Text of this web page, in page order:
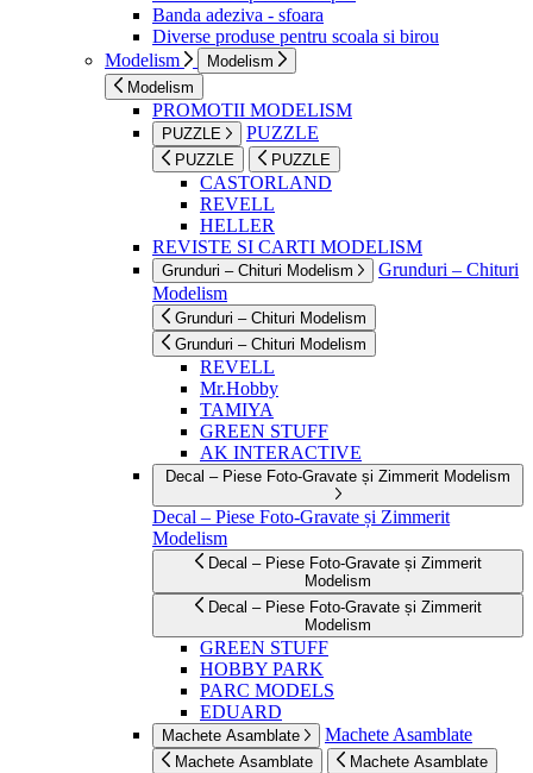
Banda adeziva - sfoara
Diverse produse pentru scoala si birou
Modelism
Modelism
Modelism
PROMOTII MODELISM
PUZZLE PUZZLE
PUZZLE PUZZLE
CASTORLAND
REVELL
HELLER
REVISTE SI CARTI MODELISM
Grunduri – Chituri Modelism
Grunduri – Chituri
Modelism
Grunduri – Chituri Modelism
Grunduri – Chituri Modelism
REVELL
Mr.Hobby
TAMIYA
GREEN STUFF
AK INTERACTIVE
Decal – Piese Foto-Gravate și Zimmerit Modelism
Decal – Piese Foto-Gravate și Zimmerit
Modelism
Decal – Piese Foto-Gravate și Zimmerit
Modelism
Decal – Piese Foto-Gravate și Zimmerit
Modelism
GREEN STUFF
HOBBY PARK
PARC MODELS
EDUARD
Machete Asamblate Machete Asamblate
Machete Asamblate Machete Asamblate